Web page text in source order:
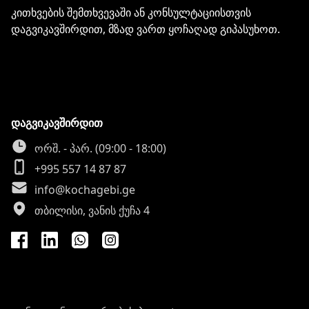
კითხვების შემთხვევაში ან კონსულტაციისთვის
დაგვიკავშირდით, მზად ვართ ყოჩაღად გიპასუხოთ.
დაგვიკავშირდით
ორშ. - პარ. (09:00 - 18:00)
+995 557 14 87 87
info@kochagebi.ge
თბილისი, ვანის ქუჩა 4